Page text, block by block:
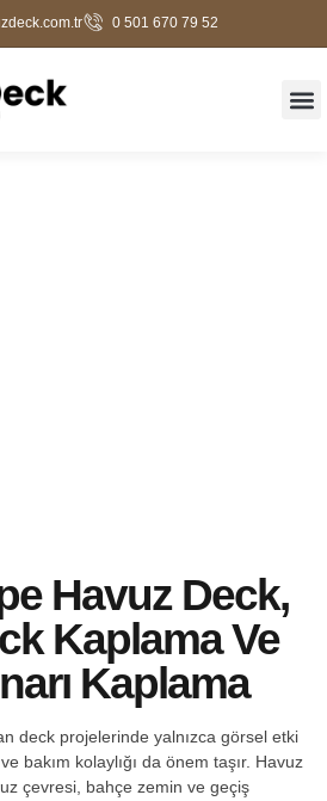
0 501 670 79 52
Havuz Deck,
Kaplama Ve
Kaplama
deck projelerinde yalnızca görsel etki
bakım kolaylığı da önem taşır. Havuz
çevresi, bahçe zemin ve geçiş